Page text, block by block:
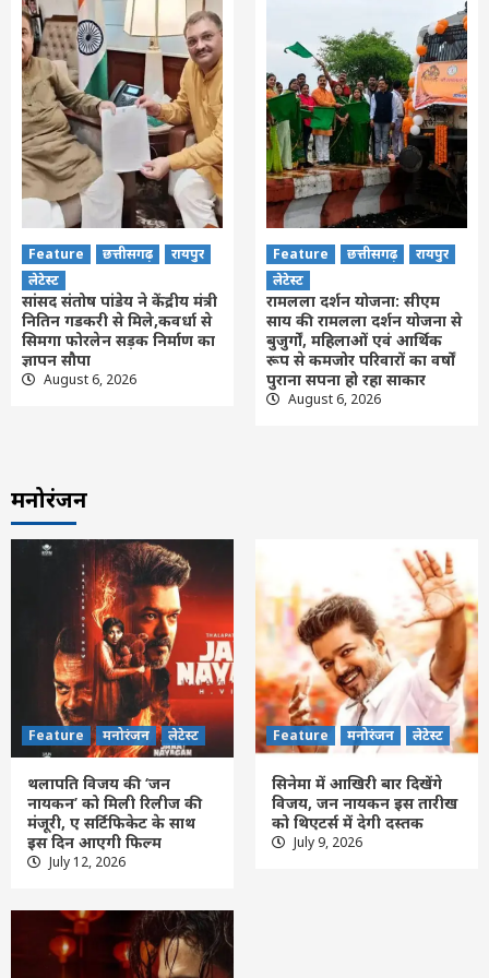
Feature छत्तीसगढ़
रायपुर
लेटेस्ट
सांसद संतोष पांडेय ने केंद्रीय मंत्री
नितिन गडकरी से मिले,कवर्धा से
सिमगा फोरलेन सड़क निर्माण का
ज्ञापन सौपा
August 6, 2026
Feature छत्तीसगढ़
रायपुर
लेटेस्ट
रामलला दर्शन योजना: सीएम
साय की रामलला दर्शन योजना से
बुजुर्गों, महिलाओं एवं आर्थिक
रूप से कमजोर परिवारों का वर्षों
पुराना सपना हो रहा साकार
August 6, 2026
मनोरंजन
Feature मनोरंजन लेटेस्ट
थलापति विजय की ‘जन
नायकन’ को मिली रिलीज की
मंजूरी, ए सर्टिफिकेट के साथ
इस दिन आएगी फिल्म
July 12, 2026
Feature मनोरंजन लेटेस्ट
सिनेमा में आखिरी बार दिखेंगे
विजय, जन नायकन इस तारीख
को थिएटर्स में देगी दस्तक
July 9, 2026
Feature
Feature छत्तीसगढ़ रायपुर